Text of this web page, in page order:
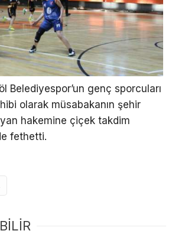
Belediyespor’un genç sporcuları
olarak müsabakanın şehir
hakemine çiçek takdim
fethetti.